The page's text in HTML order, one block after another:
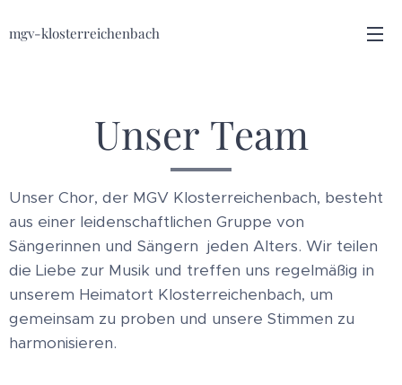
mgv-klosterreichenbach
Unser Team
Unser Chor, der MGV Klosterreichenbach, besteht
aus einer leidenschaftlichen Gruppe von
Sängerinnen und Sängern jeden Alters. Wir teilen
die Liebe zur Musik und treffen uns regelmäßig in
unserem Heimatort Klosterreichenbach, um
gemeinsam zu proben und unsere Stimmen zu
harmonisieren.